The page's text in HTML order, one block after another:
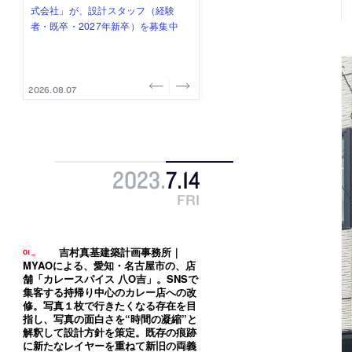
式会社」が、設計スタッフ（経験
者・既卒・2027年新卒）を募集中
2026.08.07
み”を作り、リモートワーク主体の働
き方を実践する「株式会社つぎと」
2026.08.03
ー (業務委託) を募集中
2026.08.03
け、スタッフ同士で助け合う環境づ
くりも行う「E.A.S.T.architects」
2026.07.31
ALA INC.」が、設計スタッフ・アル
バイト・事務職を募集中
2026.07.30
2023.7.14
FRI
吉村真基建築計画事務所｜
MYAOによる、愛知・名古屋市の、店
舗「カレースパイス 八O吉」。SNSで
集客する持帰り中心のカレー店への改
修。写真１枚で行きたくなる存在を目
指し、写真の面白さを“時間の凝縮”と
解釈して設計方針を策定。既存の痕跡
に新たなレイヤーを重ねて新旧の両義